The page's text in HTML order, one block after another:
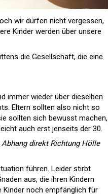
wir dürfen nicht vergessen,
Kinder werden über unsere
die Gesellschaft, die eine
immer wieder über dieselben
Eltern sollten also nicht so
sollten sich bewusst machen,
auch erst jenseits der 30.
direkt Richtung Hölle
führen. Leider stirbt
aus, die ihren Kindern
Kinder noch empfänglich für